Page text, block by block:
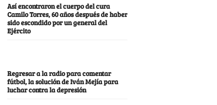
Así encontraron el cuerpo del cura
Camilo Torres, 60 años después de haber
sido escondido por un general del
Ejército
Regresar a la radio para comentar
fútbol, la solución de Iván Mejía para
luchar contra la depresión